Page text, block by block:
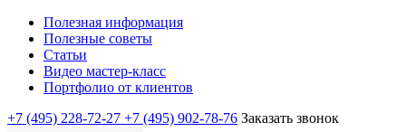
Полезная информация
Полезные советы
Статьи
Видео мастер-класс
Портфолио от клиентов
+7 (495) 228-72-27 +7 (495) 902-78-76 Заказать звонок